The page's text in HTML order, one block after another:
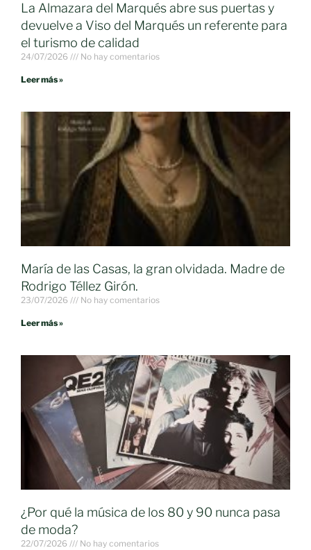
La Almazara del Marqués abre sus puertas y
devuelve a Viso del Marqués un referente para
el turismo de calidad
24/07/2026 No hay comentarios
Leer más »
María de las Casas, la gran olvidada. Madre de
Rodrigo Téllez Girón.
23/07/2026 No hay comentarios
Leer más »
¿Por qué la música de los 80 y 90 nunca pasa
de moda?
22/07/2026 No hay comentarios